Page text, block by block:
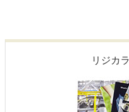
リジカ